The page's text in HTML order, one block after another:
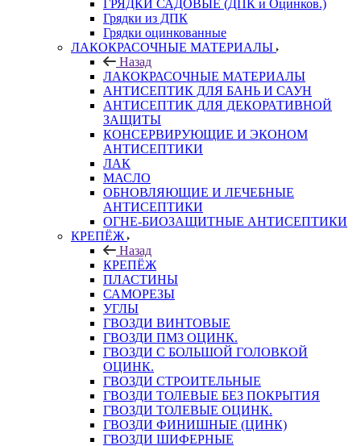
ГРЯДКИ САДОВЫЕ (ДПК и Оцинков.)
Грядки из ДПК
Грядки оцинкованные
ЛАКОКРАСОЧНЫЕ МАТЕРИАЛЫ
Назад
ЛАКОКРАСОЧНЫЕ МАТЕРИАЛЫ
АНТИСЕПТИК ДЛЯ БАНЬ И САУН
АНТИСЕПТИК ДЛЯ ДЕКОРАТИВНОЙ
ЗАЩИТЫ
КОНСЕРВИРУЮЩИЕ И ЭКОНОМ
АНТИСЕПТИКИ
ЛАК
МАСЛО
ОБНОВЛЯЮЩИЕ И ЛЕЧЕБНЫЕ
АНТИСЕПТИКИ
ОГНЕ-БИОЗАЩИТНЫЕ АНТИСЕПТИКИ
КРЕПЁЖ
Назад
КРЕПЁЖ
ПЛАСТИНЫ
САМОРЕЗЫ
УГЛЫ
ГВОЗДИ ВИНТОВЫЕ
ГВОЗДИ ПМЗ ОЦИНК.
ГВОЗДИ С БОЛЬШОЙ ГОЛОВКОЙ
ОЦИНК.
ГВОЗДИ СТРОИТЕЛЬНЫЕ
ГВОЗДИ ТОЛЕВЫЕ БЕЗ ПОКРЫТИЯ
ГВОЗДИ ТОЛЕВЫЕ ОЦИНК.
ГВОЗДИ ФИНИШНЫЕ (ЦИНК)
ГВОЗДИ ШИФЕРНЫЕ